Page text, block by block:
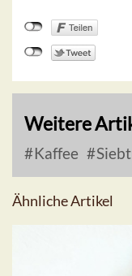
Weitere
Kaffee
Ähnliche Artikel